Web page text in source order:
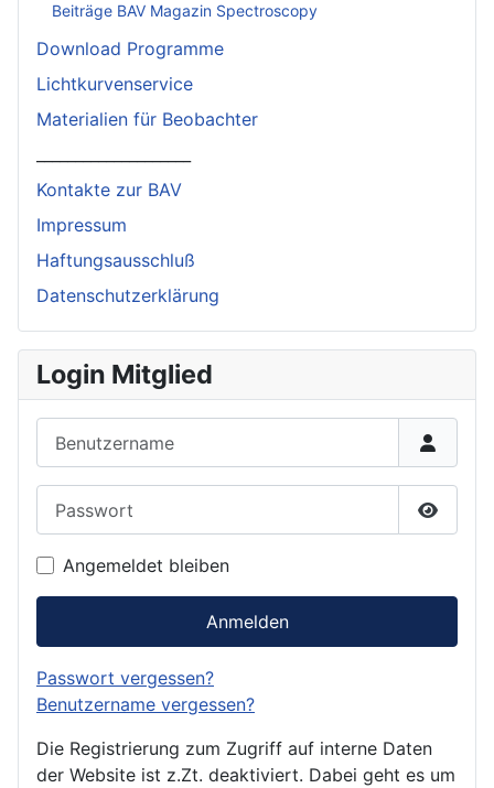
Beiträge BAV Magazin Spectroscopy
Download Programme
Lichtkurvenservice
Materialien für Beobachter
Kontakte zur BAV
Impressum
Haftungsausschluß
Datenschutzerklärung
Login Mitglied
Angemeldet bleiben
Anmelden
Passwort vergessen?
Benutzername vergessen?
Die Registrierung zum Zugriff auf interne Daten
der Website ist z.Zt. deaktiviert. Dabei geht es um